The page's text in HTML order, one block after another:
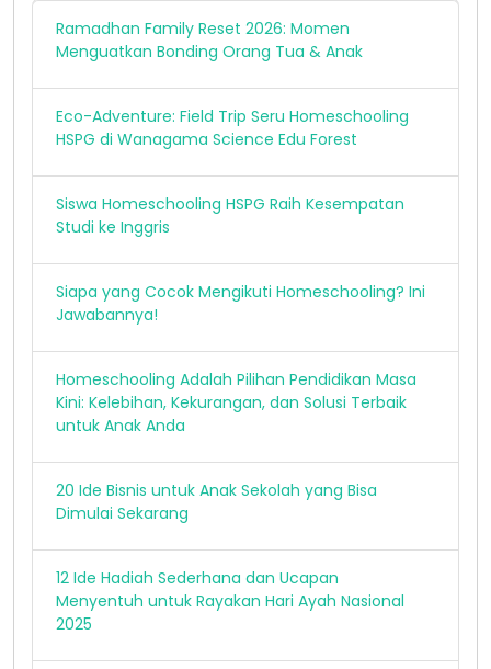
Ramadhan Family Reset 2026: Momen
Menguatkan Bonding Orang Tua & Anak
Eco-Adventure: Field Trip Seru Homeschooling
HSPG di Wanagama Science Edu Forest
Siswa Homeschooling HSPG Raih Kesempatan
Studi ke Inggris
Siapa yang Cocok Mengikuti Homeschooling? Ini
Jawabannya!
Homeschooling Adalah Pilihan Pendidikan Masa
Kini: Kelebihan, Kekurangan, dan Solusi Terbaik
untuk Anak Anda
20 Ide Bisnis untuk Anak Sekolah yang Bisa
Dimulai Sekarang
12 Ide Hadiah Sederhana dan Ucapan
Menyentuh untuk Rayakan Hari Ayah Nasional
2025